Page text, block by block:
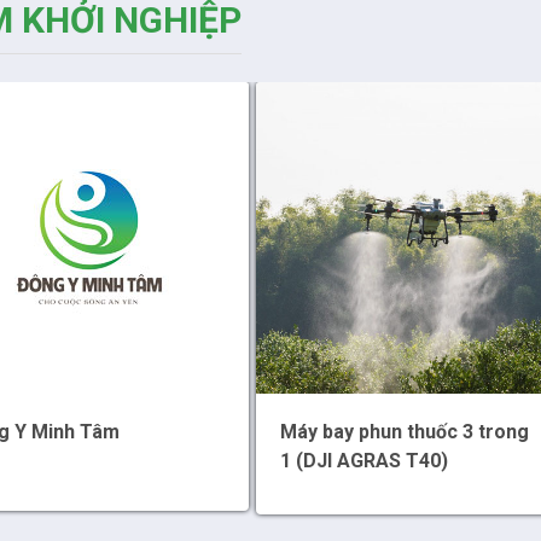
KHỞI NGHIỆP
Y Minh Tâm
Máy bay phun thuốc 3 trong
1 (DJI AGRAS T40)